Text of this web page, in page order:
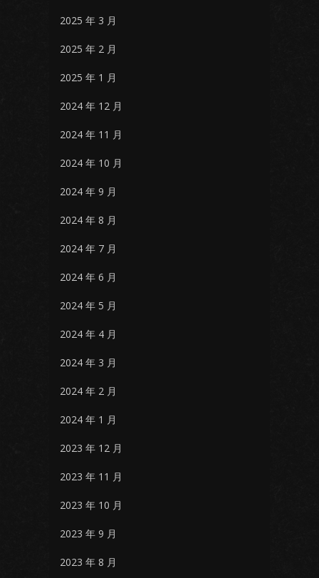
2025 年 3 月
2025 年 2 月
2025 年 1 月
2024 年 12 月
2024 年 11 月
2024 年 10 月
2024 年 9 月
2024 年 8 月
2024 年 7 月
2024 年 6 月
2024 年 5 月
2024 年 4 月
2024 年 3 月
2024 年 2 月
2024 年 1 月
2023 年 12 月
2023 年 11 月
2023 年 10 月
2023 年 9 月
2023 年 8 月